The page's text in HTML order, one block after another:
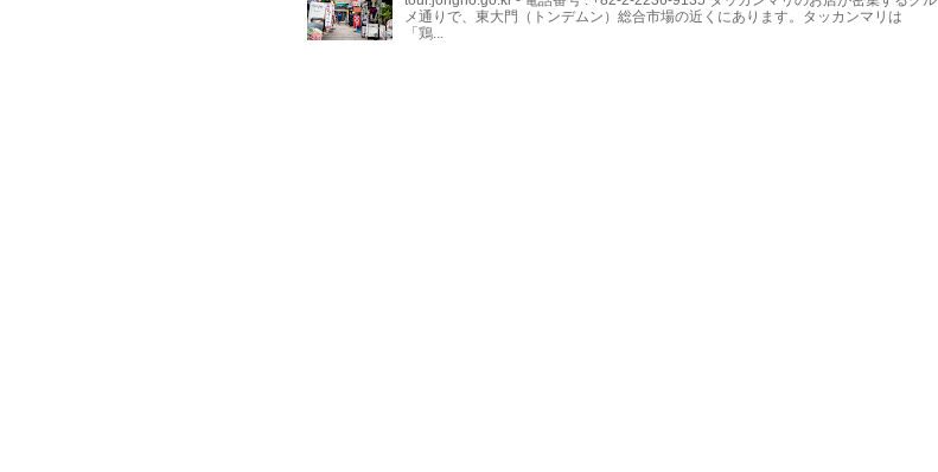
メ通りで、東大門（トンデムン）総合市場の近くにあります。タッカンマリは
「鶏...